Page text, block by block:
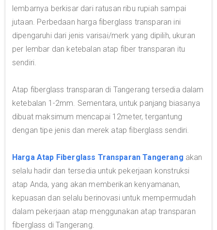
lembarnya berkisar dari ratusan ribu rupiah sampai
jutaan. Perbedaan harga fiberglass transparan ini
dipengaruhi dari jenis varisai/merk yang dipilih, ukuran
per lembar dan ketebalan atap fiber transparan itu
sendiri.
Atap fiberglass transparan di Tangerang tersedia dalam
ketebalan 1-2mm. Sementara, untuk panjang biasanya
dibuat maksimum mencapai 12meter, tergantung
dengan tipe jenis dan merek atap fiberglass sendiri.
Harga Atap Fiberglass Transparan Tangerang akan
selalu hadir dan tersedia untuk pekerjaan konstruksi
atap Anda, yang akan memberikan kenyamanan,
kepuasan dan selalu berinovasi untuk mempermudah
dalam pekerjaan atap menggunakan atap transparan
fiberglass di Tangerang.